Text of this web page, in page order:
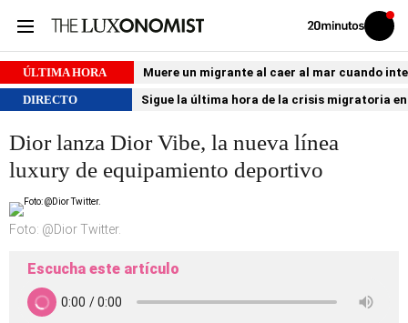
Volver
Iniciar
sesión
ÚLTIMA HORA
Muere un migrante al caer al mar cuando
DIRECTO
Sigue la última hora de la crisis migratoria
Dior lanza Dior Vibe, la nueva línea
luxury de equipamiento deportivo
Foto: @Dior Twitter.
Escucha este artículo